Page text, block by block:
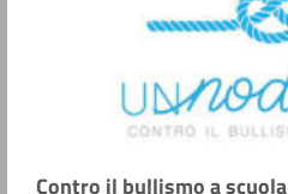
Contro il bullismo a scuola